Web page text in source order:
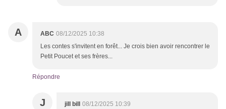
A ABC 08/12/2025 10:38
Les contes s'invitent en forêt... Je crois bien avoir rencontrer le
Petit Poucet et ses frères...
Répondre
J jill bill
08/12/2025 10:39